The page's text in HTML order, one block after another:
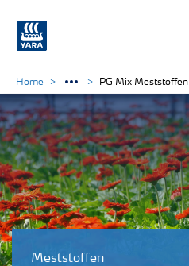
Meststoffen
Home PG Mix Meststoffen